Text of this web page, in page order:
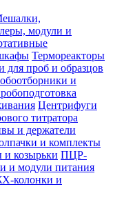
модули и
Термореакторы
для проб и образцов
и
Центрифуги
титратора
и держатели
и комплекты
и козырьки ПЦР-
и модули питания
колонки и